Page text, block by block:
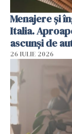
Menajere și
Italia.
ascunși de
26 IULIE 2026